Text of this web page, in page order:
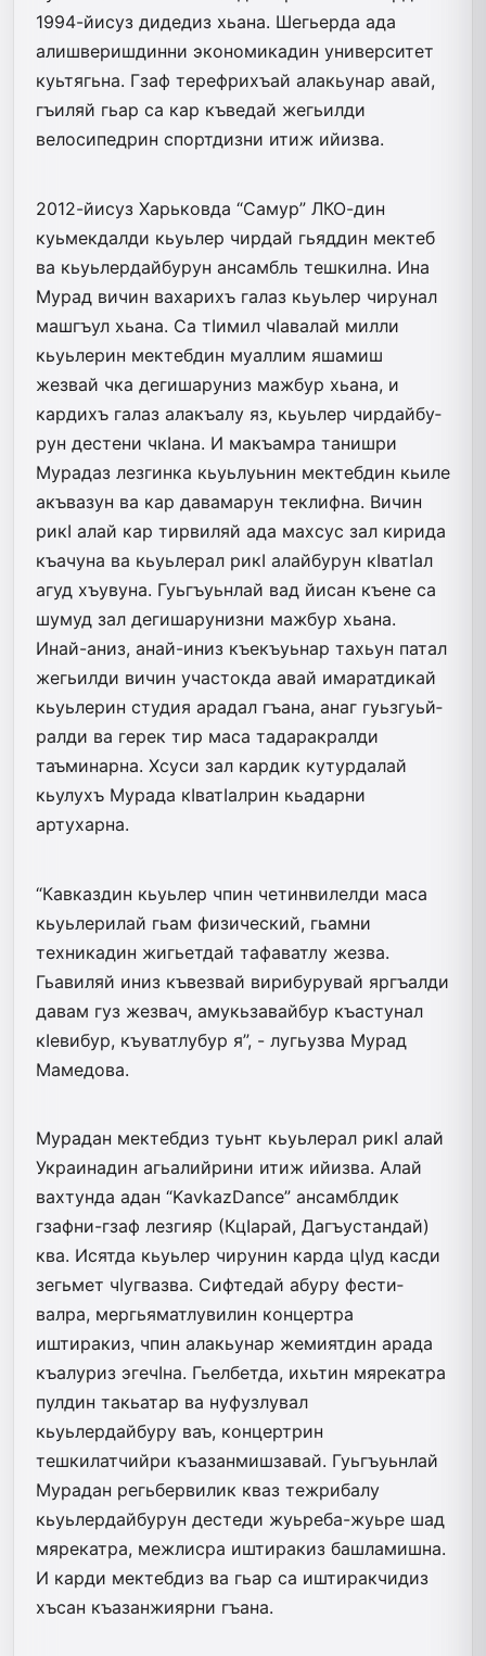
1994-йисуз дидедиз хьана. Шегьерда ада
алишверишдинни экономикадин университет
куьтягьна. Гзаф терефрихъай алакьунар авай,
гъиляй гьар са кар къведай жегьилди
велосипедрин спортдизни итиж ийизва.
2012-йисуз Харьковда “Самур” ЛКО-дин
куьмекдалди кьуьлер чир­дай гьяддин мектеб
ва кьуьлердайбурун ансамбль тешкилна. Ина
Мурад вичин вахарихъ галаз кьуьлер чирунал
машгъул хьана. Са тIи­мил чIавалай милли
кьуьлерин мектебдин муаллим яшамиш
жезвай чка дегишаруниз мажбур хьана, и
кардихъ галаз алакъалу яз, кьуьлер чир­дайбу­
рун дестени чкIа­на. И ма­къамра та­нишри
Мурадаз лезгинка кьуьлуьнин мектебдин кьиле
акъвазун ва кар давамарун теклифна. Ви­чин
рикI алай кар тирвиляй ада махсус зал кирида
къачуна ва кьуьлерал рикI алайбурун кIватIал
агуд хъувуна. Гуьгъуьнлай вад йисан къене са
шумуд зал дегишарунизни мажбур хьана.
Инай-аниз, анай-иниз къекъуьнар тахьун­ патал
жегьилди вичин участокда авай имаратдикай
кьуьлерин студия арадал гъана, анаг гуьз­гуьй­
рал­ди ва герек тир маса тадаракралди
таъминарна. Хсуси зал кардик кутурдалай
кьулухъ Мурада кIва­тIалрин кьадарни
артухарна.
“Кавказдин кьуьлер чпин четинвилелди маса
кьуьлерилай гьам физический, гьамни
техникадин жи­гьетдай тафаватлу жезва.
Гьавиляй иниз къвезвай вирибурувай яргъалди
давам гуз жезвач, амукьзавайбур къастунал
кIевибур, къуватлубур я”, - лугьузва Мурад
Мамедова­.
Мурадан мектебдиз туьнт кьуьлерал рикI алай
Украинадин агьалийрини итиж ийизва. Алай
вахтунда адан “KavkazDance” ансамблдик
гзафни-гзаф лезгияр (КцIарай, Да­гъустандай)
ква. Исятда кьуьлер чи­­рунин карда цIуд касди
зегьмет чIуг­вазва. Сифтедай абуру фес­ти­
валра, мергьяматлувилин концертра
иштиракиз, чпин алакьунар жеми­ятдин арада
къалуриз эгечIна. Гьелбетда, ихьтин мярекатра
пулдин­ та­кьатар ва нуфузлувал
кьуьлердайбуру ваъ, концертрин
тешкилатчийри къазанмишзавай. Гуьгъуьнлай
Мурадан регьбервилик кваз теж­р­и­балу
кьуьлердайбурун дестеди жуь­реба-жуьре шад
мярекатра, меж­лис­ра иштиракиз башламишна.
И карди мектебдиз ва гьар са иштиракчидиз
хъсан къазанжиярни гъана.­